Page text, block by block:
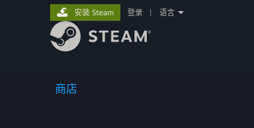
商店
安装 Steam 登录 语言